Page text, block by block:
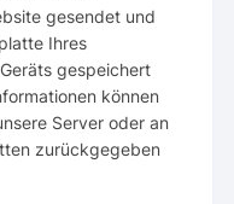
gesendet und
Ihres
gespeichert
können
Server oder an
zurückgegeben